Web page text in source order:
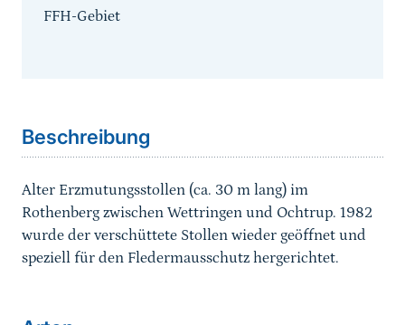
FFH-Gebiet
Beschreibung
Alter Erzmutungsstollen (ca. 30 m lang) im
Rothenberg zwischen Wettringen und Ochtrup. 1982
wurde der verschüttete Stollen wieder geöffnet und
speziell für den Fledermausschutz hergerichtet.